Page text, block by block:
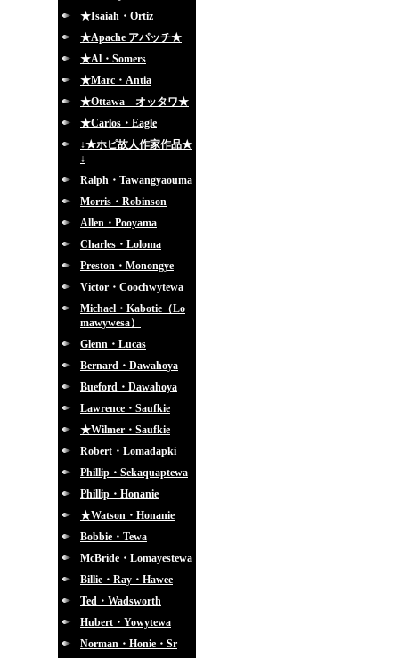
★Isaiah・Ortiz
★Apache アパッチ★
★Al・Somers
★Marc・Antia
★Ottawa オッタワ★
★Carlos・Eagle
↓★ホピ故人作家作品★
↓
Ralph・Tawangyaouma
Morris・Robinson
Allen・Pooyama
Charles・Loloma
Preston・Monongye
Victor・Coochwytewa
Michael・Kabotie（Lo
mawywesa）
Glenn・Lucas
Bernard・Dawahoya
Bueford・Dawahoya
Lawrence・Saufkie
★Wilmer・Saufkie
Robert・Lomadapki
Phillip・Sekaquaptewa
Phillip・Honanie
★Watson・Honanie
Bobbie・Tewa
McBride・Lomayestewa
Billie・Ray・Hawee
Ted・Wadsworth
Hubert・Yowytewa
Norman・Honie・Sr